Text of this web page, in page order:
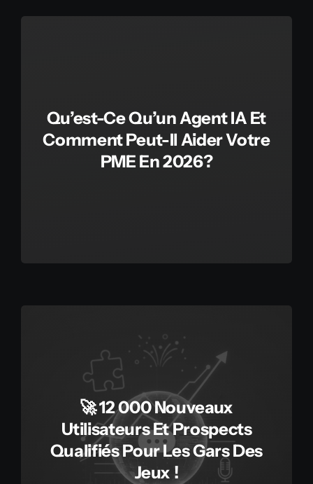
Qu’est-Ce Qu’un Agent IA Et
Comment Peut-Il Aider Votre
PME En 2026?
🚀 12 000 Nouveaux
Utilisateurs Et Prospects
Qualifiés Pour Les Gars Des
Jeux !